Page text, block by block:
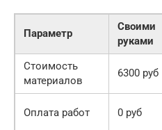
Параметр
Своими
руками
Стоимость
материалов
6300 руб
Оплата работ 0 руб